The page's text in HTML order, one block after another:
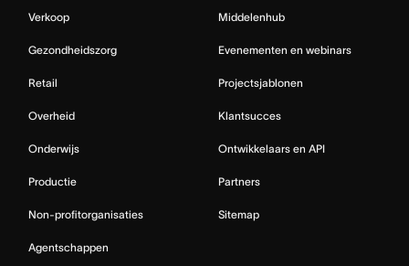
Verkoop
Gezondheidszorg
Retail
Overheid
Onderwijs
Productie
Non-profitorganisaties
Agentschappen
Middelenhub
Evenementen en webinars
Projectsjablonen
Klantsucces
Ontwikkelaars en API
Partners
Sitemap